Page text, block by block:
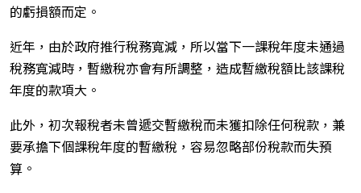
的虧損額而定。
近年，由於政府推行稅務寬減，所以當下一課稅年度未通過
稅務寬減時，暫繳稅亦會有所調整，造成暫繳稅額比該課稅
年度的款項大。
此外，初次報稅者未曾遞交暫繳稅而未獲扣除任何稅款，兼
要承擔下個課稅年度的暫繳稅，容易忽略部份稅款而失預
算。